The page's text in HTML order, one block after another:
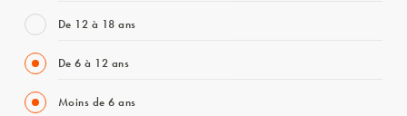
De 12 à 18 ans
De 6 à 12 ans
Moins de 6 ans